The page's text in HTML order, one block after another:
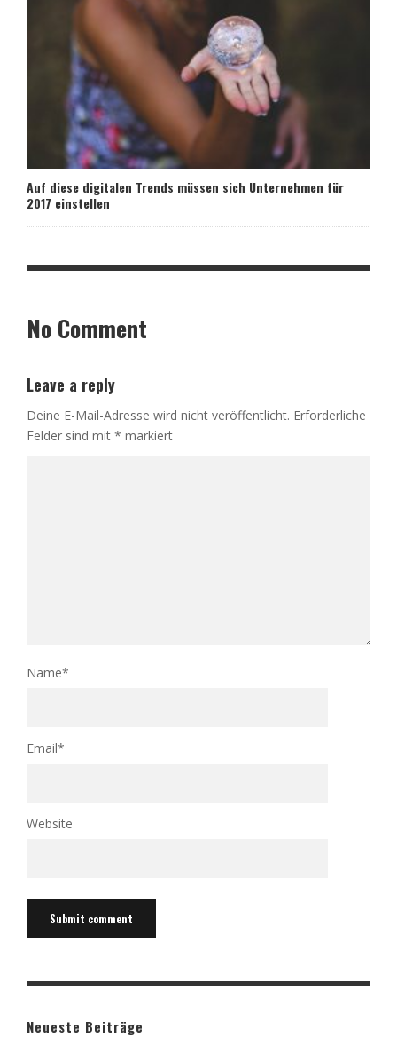
Auf diese digitalen Trends müssen sich Unternehmen für
2017 einstellen
No Comment
Leave a reply
Deine E-Mail-Adresse wird nicht veröffentlicht. Erforderliche
Felder sind mit * markiert
Name*
Email*
Website
Neueste Beiträge